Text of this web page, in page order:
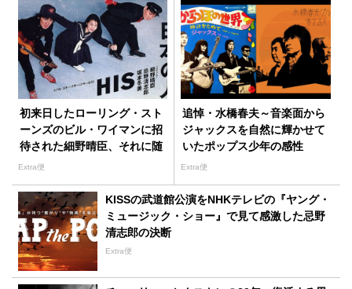
初来日したローリング・スト
ーンズのビル・ワイマンに招
待された細野晴臣、それに随
行した忌野清志郎の出会いか
Extra便
追悼・水橋春夫～音楽面から
ジャックスを自然に輝かせて
いたポップス少年の感性
Extra便
KISSの武道館公演をNHKテレビの『ヤング・
ミュージック・ショー』で見て感激した忌野
清志郎の決断
Extra便